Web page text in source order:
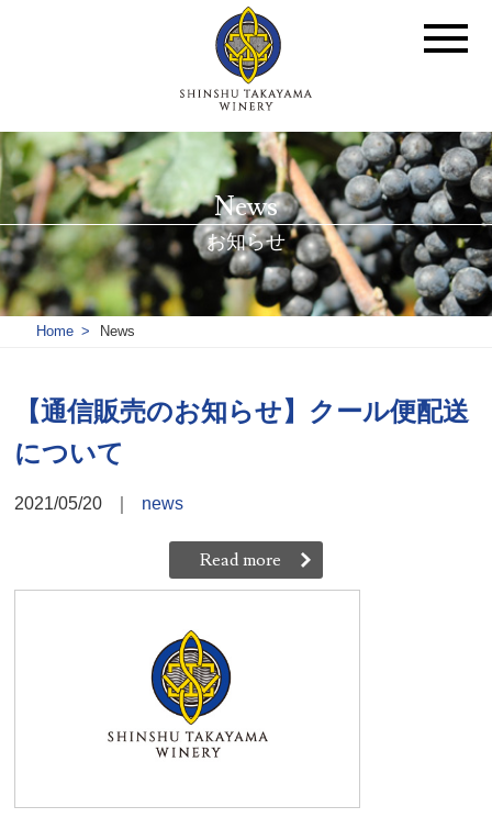
News
お知らせ
Home News
【通信販売のお知らせ】クール便配送
について
2021/05/20 news
Read more